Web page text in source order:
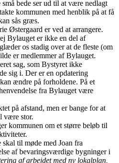
små bede ser ud til at være nedlagt
kommunen med henblik på at få
sås græs.
Østergaard er ved at arrangere.
Bylauget er ikke en del af
os stadig over at de fleste (om
er medlemmer af Bylauget.
sag, som Bystyret ikke
sig i. Der er en opdatering
ændre på forholdene. På et
fra Bylauget være
på afstand, men er bange for at
være stor.
kommunen om et større beløb til
til møde med Joan fra
af bevaringsværdige bygninger i
af arbejdet med ny lokalplan,